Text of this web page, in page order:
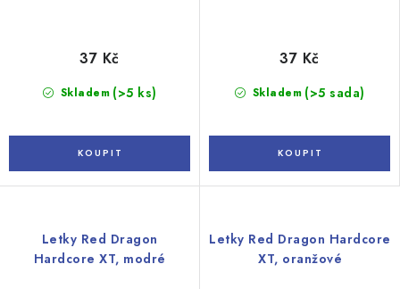
Skladem (>5 ks)
37 Kč
Skladem (>5 sada)
37 Kč
Letky Red Dragon
Hardcore XT, modré
Letky Red Dragon Hardcore
XT, oranžové